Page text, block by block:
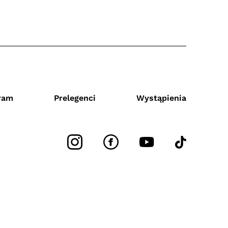
Prelegenci Wystąpienia